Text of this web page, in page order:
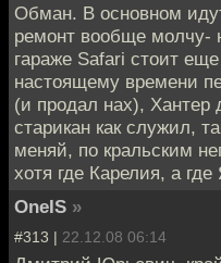
Обман. В основном
ремонт вообще молчу-
гараже Safari стоит
настоящему времени
(и продал нах), Хантер
старикан как служил,
меняй, по кральским
хотя где Карелия, а
OneIS »
#313 | 22.12.08 06:14